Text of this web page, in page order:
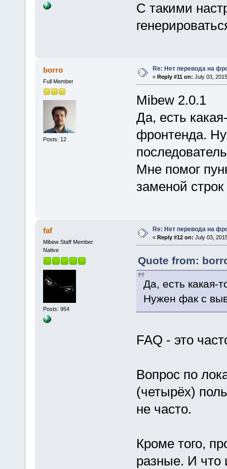
С такими
borro
Full Member
Posts: 12
Re: Нет перевода на
« Reply #11 on: July 03,
Mibew 2.0.1
Да, есть
фронтенда.
Мне помог
заменой
faf
Mibew Staff Member
Native
Posts: 954
Re: Нет перевода на
« Reply #12 on: July 03,
Quote from:
Да, есть какая-
Нужен фак с
FAQ - это
Вопрос по
(четырёх)
не часто.
Кроме того,
разные. И что